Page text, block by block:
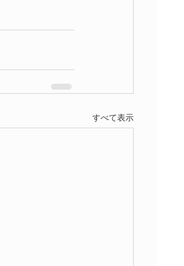
すべて表示